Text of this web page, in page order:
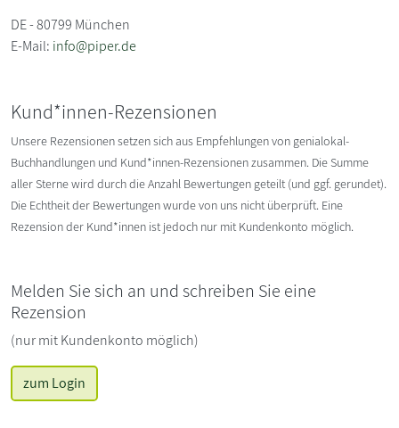
DE - 80799 München
E-Mail: info@piper.de
Kund*innen-Rezensionen
Unsere Rezensionen setzen sich aus Empfehlungen von genialokal-
Buchhandlungen und Kund*innen-Rezensionen zusammen. Die Summe
aller Sterne wird durch die Anzahl Bewertungen geteilt (und ggf. gerundet).
Die Echtheit der Bewertungen wurde von uns nicht überprüft. Eine
Rezension der Kund*innen ist jedoch nur mit Kundenkonto möglich.
Melden Sie sich an und schreiben Sie eine
Rezension
(nur mit Kundenkonto möglich)
zum Login